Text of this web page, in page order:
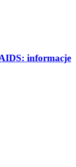
informacje